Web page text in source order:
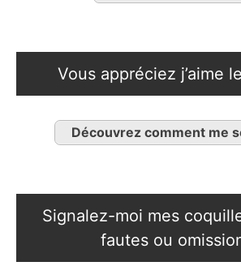
Vous appréciez j’aime
Découvrez comment me
Signalez-moi mes
fautes ou